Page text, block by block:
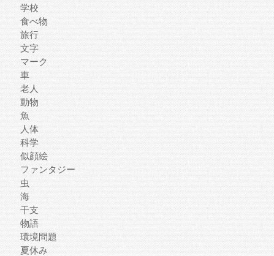
学校
食べ物
旅行
文字
マーク
車
老人
動物
魚
人体
科学
似顔絵
ファンタジー
虫
海
干支
物語
環境問題
夏休み